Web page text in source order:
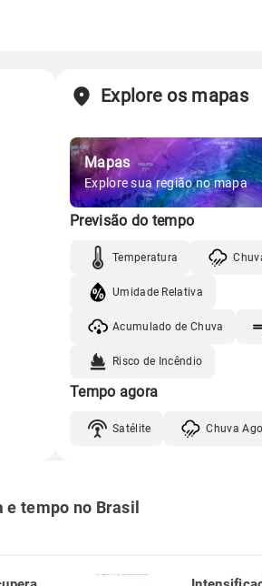
Explore os mapas
Mapas
Explore sua região no mapa
Previsão do tempo
Temperatura
Umidade Relativa
Acumulado de Chuva
Risco de Incêndio
Tempo agora
Satélite Chuva
tempo no Brasil